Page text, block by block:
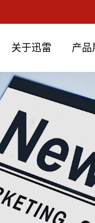
关于迅雷 产品